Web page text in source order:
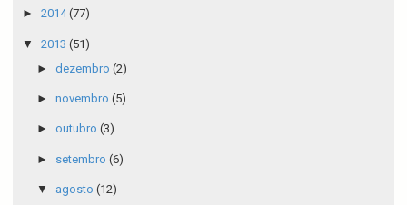
► 2014(77)
▼ 2013 (51)
► dezembro (2)
► novembro (5)
► outubro (3)
► setembro (6)
▼ agosto (12)